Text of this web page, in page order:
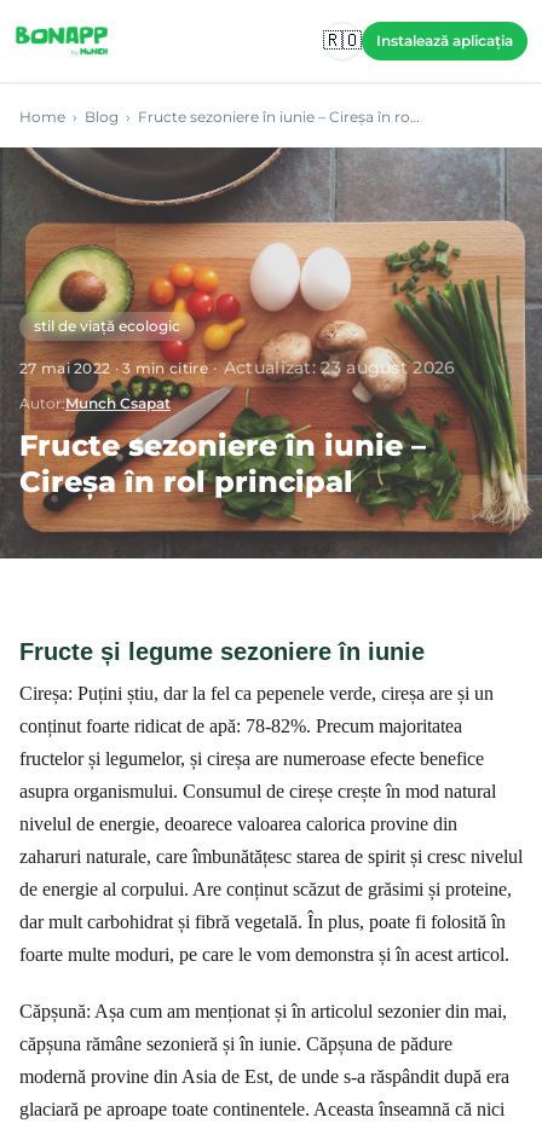
🇷🇴
Instalează aplicația
Home › Blog › Fructe sezoniere în iunie – Cireșa în ro…
stil de viață ecologic
27 mai 2022 ·3 min citire·Actualizat:23 august 2026
Autor:Munch Csapat
Fructe sezoniere în iunie –
Cireșa în rol principal
Fructe și legume sezoniere în iunie
Cireșa: Puțini știu, dar la fel ca pepenele verde, cireșa are și un
conținut foarte ridicat de apă: 78-82%. Precum majoritatea
fructelor și legumelor, și cireșa are numeroase efecte benefice
asupra organismului. Consumul de cireșe crește în mod natural
nivelul de energie, deoarece valoarea calorica provine din
zaharuri naturale, care îmbunătățesc starea de spirit și cresc nivelul
de energie al corpului. Are conținut scăzut de grăsimi și proteine,
dar mult carbohidrat și fibră vegetală. În plus, poate fi folosită în
foarte multe moduri, pe care le vom demonstra și în acest articol.
Căpșună: Așa cum am menționat și în articolul sezonier din mai,
căpșuna rămâne sezonieră și în iunie. Căpșuna de pădure
modernă provine din Asia de Est, de unde s-a răspândit după era
glaciară pe aproape toate continentele. Aceasta înseamnă că nici